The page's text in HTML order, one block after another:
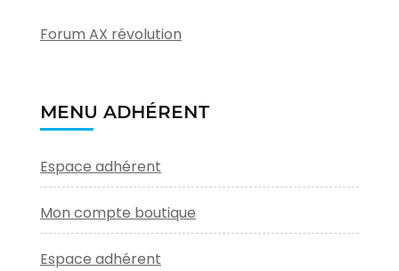
Forum AX révolution
MENU ADHÉRENT
Espace adhérent
Mon compte boutique
Espace adhérent